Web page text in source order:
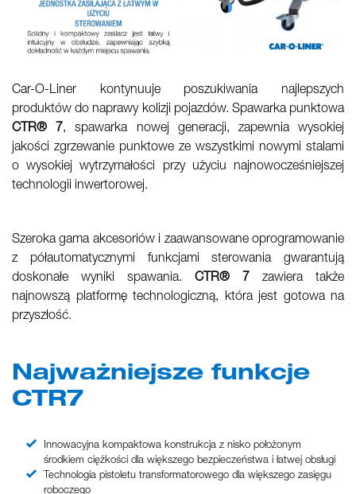
Car-O-Liner kontynuuje poszukiwania najlepszych
produktów do naprawy kolizji pojazdów. Spawarka punktowa
CTR® 7, spawarka nowej generacji, zapewnia wysokiej
jakości zgrzewanie punktowe ze wszystkimi nowymi stalami
o wysokiej wytrzymałości przy użyciu najnowocześniejszej
technologii inwertorowej.
Szeroka gama akcesoriów i zaawansowane oprogramowanie
z półautomatycznymi funkcjami sterowania gwarantują
doskonałe wyniki spawania. CTR® 7
zawiera także
najnowszą platformę technologiczną, która jest gotowa na
przyszłość.
Najważniejsze funkcje
CTR7
Innowacyjna kompaktowa konstrukcja z nisko położonym
środkiem ciężkości dla większego bezpieczeństwa i łatwej obsługi
Technologia pistoletu transformatorowego dla większego zasięgu
roboczego